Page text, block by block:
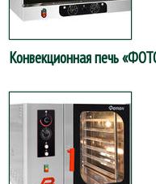
Конвекционная печь